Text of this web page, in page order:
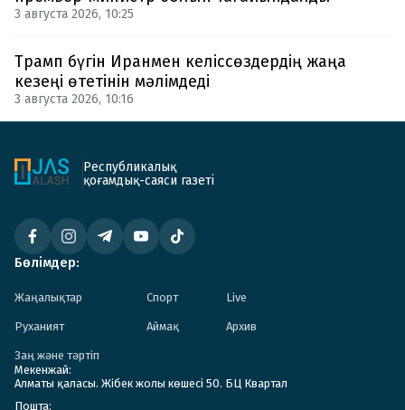
3 августа 2026, 10:25
Трамп бүгін Иранмен келіссөздердің жаңа
кезеңі өтетінін мәлімдеді
3 августа 2026, 10:16
Республикалық
қоғамдық-саяси газеті
Бөлімдер:
Жаңалықтар Спорт Live
Руханият Аймақ Архив
Заң және тәртіп
Мекенжай:
Алматы қаласы. Жібек жолы көшесі 50. БЦ Квартал
Пошта: